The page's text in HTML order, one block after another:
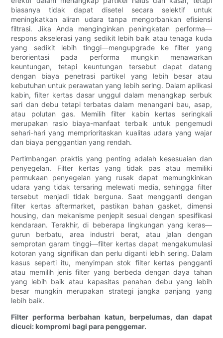
biasanya tidak dapat disetel secara selektif untuk
meningkatkan aliran udara tanpa mengorbankan efisiensi
filtrasi. Jika Anda menginginkan peningkatan performa—
respons akselerasi yang sedikit lebih baik atau tenaga kuda
yang sedikit lebih tinggi—mengupgrade ke filter yang
berorientasi pada performa mungkin menawarkan
keuntungan, tetapi keuntungan tersebut dapat datang
dengan biaya penetrasi partikel yang lebih besar atau
kebutuhan untuk perawatan yang lebih sering. Dalam aplikasi
kabin, filter kertas dasar unggul dalam menangkap serbuk
sari dan debu tetapi terbatas dalam menangani bau, asap,
atau polutan gas. Memilih filter kabin kertas seringkali
merupakan rasio biaya-manfaat terbaik untuk pengemudi
sehari-hari yang memprioritaskan kualitas udara yang wajar
dan biaya penggantian yang rendah.
Pertimbangan praktis yang penting adalah kesesuaian dan
penyegelan. Filter kertas yang tidak pas atau memiliki
permukaan penyegelan yang rusak dapat memungkinkan
udara yang tidak tersaring melewati media, sehingga filter
tersebut menjadi tidak berguna. Saat mengganti dengan
filter kertas aftermarket, pastikan bahan gasket, dimensi
housing, dan mekanisme penjepit sesuai dengan spesifikasi
kendaraan. Terakhir, di beberapa lingkungan yang keras—
gurun berbatu, area industri berat, atau jalan dengan
semprotan garam tinggi—filter kertas dapat mengakumulasi
kotoran yang signifikan dan perlu diganti lebih sering. Dalam
kasus seperti itu, menyimpan stok filter kertas pengganti
atau memilih jenis filter yang berbeda dengan daya tahan
yang lebih baik atau kapasitas penahan debu yang lebih
besar mungkin merupakan strategi jangka panjang yang
lebih baik.
Filter performa berbahan katun, berpelumas, dan dapat
dicuci: kompromi bagi para penggemar.